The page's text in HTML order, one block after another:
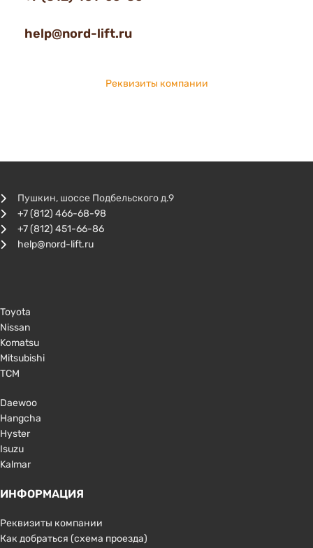
help@nord-lift.ru
Реквизиты компании
Пушкин, шоссе Подбельского д.9
+7 (812) 466-68-98
+7 (812) 451-66-86
help@nord-lift.ru
Toyota
Nissan
Komatsu
Mitsubishi
TCM
Daewoo
Hangcha
Hyster
Isuzu
Kalmar
ИНФОРМАЦИЯ
Реквизиты компании
Как добраться (схема проезда)